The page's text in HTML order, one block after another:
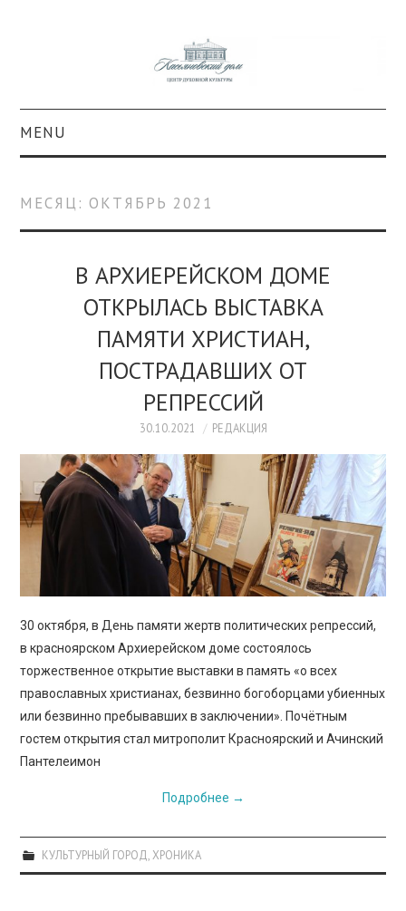
MENU
КОЛЛЕКЦИИ
#КАСДОМ
КУЛЬТУРА
ОБРАЗОВАНИЕ
ПРОСВЕЩЕНИЕ
МЕСЯЦ: ОКТЯБРЬ 2021
В АРХИЕРЕЙСКОМ ДОМЕ
ОТКРЫЛАСЬ ВЫСТАВКА
ПАМЯТИ ХРИСТИАН,
ПОСТРАДАВШИХ ОТ
РЕПРЕССИЙ
30.10.2021 РЕДАКЦИЯ
30 октября, в День памяти жертв политических репрессий,
в красноярском Архиерейском доме состоялось
торжественное открытие выставки в память «о всех
православных христианах, безвинно богоборцами убиенных
или безвинно пребывавших в заключении». Почётным
гостем открытия стал митрополит Красноярский и Ачинский
Пантелеимон
Подробнее →
КУЛЬТУРНЫЙ ГОРОД,ХРОНИКА